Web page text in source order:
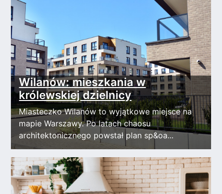
Wilanów: mieszkania w
królewskiej dzielnicy
Miasteczko Wilanów to wyjątkowe miejsce na
mapie Warszawy. Po latach chaosu
architektonicznego powstał plan sp&oa...